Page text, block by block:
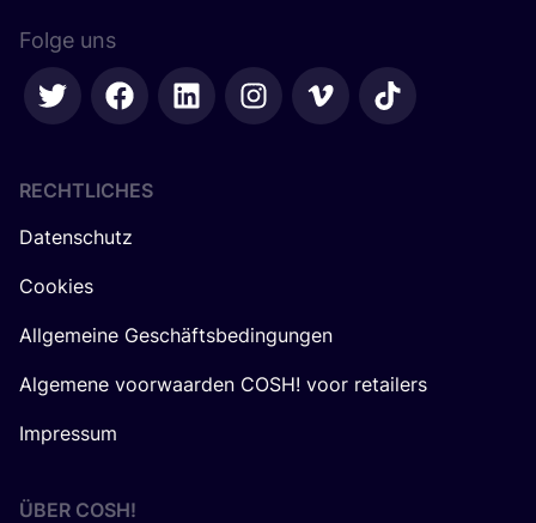
Folge uns
RECHTLICHES
Datenschutz
Cookies
Allgemeine Geschäftsbedingungen
Algemene voorwaarden COSH! voor retailers
Impressum
ÜBER COSH!